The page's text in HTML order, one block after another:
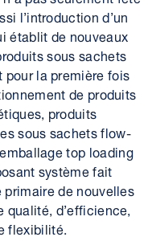
l’introduction d’un
établit de nouveaux
sous sachets
la première fois
de produits
produits
sous sachets flow-
top loading
système fait
de nouvelles
d’efficience,
flexibilité.